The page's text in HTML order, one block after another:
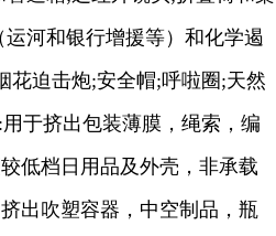
河和银行增援等）和化学遏
花迫击炮;安全帽;呼啦圈;天然
于挤出包装薄膜，绳索，编
低档日用品及外壳，非承载
出吹塑容器，中空制品，瓶